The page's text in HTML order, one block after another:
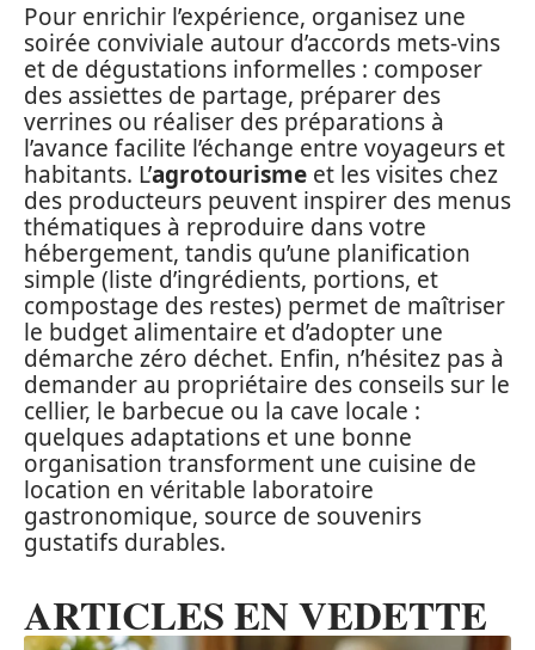
Pour enrichir l’expérience, organisez une
soirée conviviale autour d’accords mets‑vins
et de dégustations informelles : composer
des assiettes de partage, préparer des
verrines ou réaliser des préparations à
l’avance facilite l’échange entre voyageurs et
habitants. L’agrotourisme et les visites chez
des producteurs peuvent inspirer des menus
thématiques à reproduire dans votre
hébergement, tandis qu’une planification
simple (liste d’ingrédients, portions, et
compostage des restes) permet de maîtriser
le budget alimentaire et d’adopter une
démarche zéro déchet. Enfin, n’hésitez pas à
demander au propriétaire des conseils sur le
cellier, le barbecue ou la cave locale :
quelques adaptations et une bonne
organisation transforment une cuisine de
location en véritable laboratoire
gastronomique, source de souvenirs
gustatifs durables.
ARTICLES EN VEDETTE